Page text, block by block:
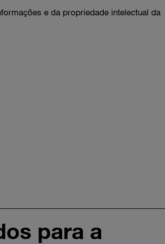
e da propriedade intelectual da
para a